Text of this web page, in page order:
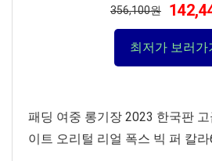
356,100원
최저가 보러가
패딩 여중 롱기장 2023 한국판
이트 오리털 리얼 폭스 빅 퍼 칼